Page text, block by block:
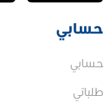
حسابي
حسابي
طلباتي